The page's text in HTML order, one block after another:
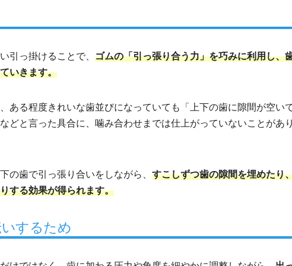
引っ掛けることで、 ゴムの「引っ張り合う力」を巧みに利用し、
いきます。
ある程度きれいな歯並びになっていても「上下の歯に隙間が空い
どと言った具合に、噛み合わせまでは仕上がっていないことがあり
の歯で引っ張り合いをしながら、 すこしずつ歯の隙間を埋めたり
する効果が得られます。
するため